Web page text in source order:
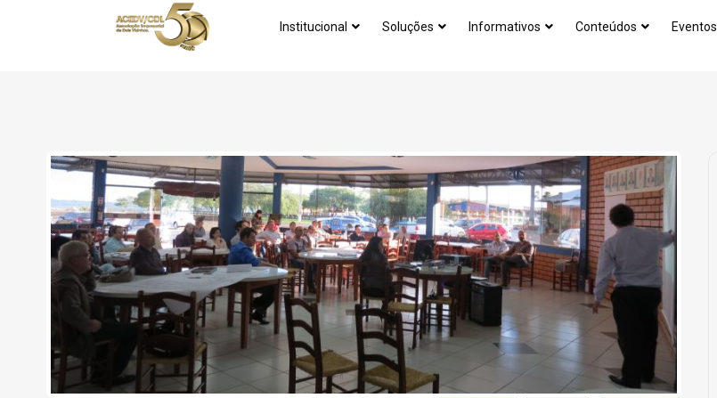
Institucional Soluções Informativos Conteúdos Eventos